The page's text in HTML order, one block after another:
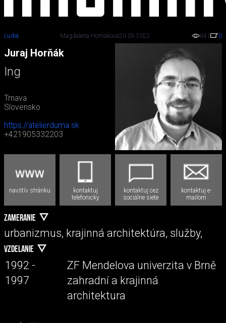
Ľudia Magdalena Horňáková20.05.2022 641 0
Juraj Horňák
Ing
Trnava
Slovensko
https://atelierduma.sk
+421905332203
navštív stránku
kontaktuj
telefonicky
kontaktuj cez
sociálne siete
kontaktuj e-
mailom
ZAMERANIE
urbanizmus, krajinná architektúra, služby,
VZDELANIE
1992 -
1997
ZF Mendelova univerzita v Brně
zahradní a krajinná
architektura